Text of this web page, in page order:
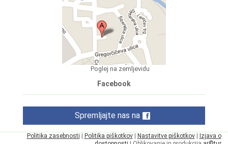
Poglej na zemljevidu
Facebook
Spremljajte nas na
Politika zasebnosti | Politika piškotkov| Nastavitve piškotkov| Izjava o